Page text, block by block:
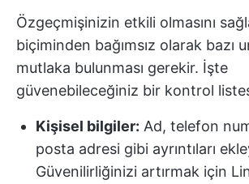
Özgeçmişinizin etkili olmasını
biçiminden bağımsız olarak bazı
mutlaka bulunması gerekir. İşte
güvenebileceğiniz bir kontrol
Kişisel bilgiler: Ad, telefon
posta adresi gibi ayrıntıları
Güvenilirliğinizi artırmak için